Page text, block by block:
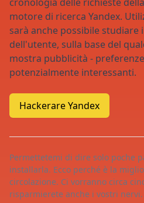
motore di ricerca Yandex.
sarà anche possibile
dell'utente, sulla base del
mostra pubblicità -
potenzialmente interessanti.
Hackerare Yandex
Permettetemi di dire solo poche
installarla. Ecco perché è la
circolazione. Ci vorranno circa
risparmierete anche i vostri nervi.